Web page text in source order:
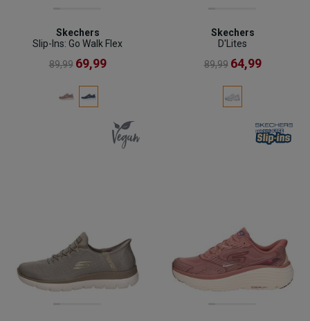
Skechers
Slip-Ins: Go Walk Flex
89,99 69,99
Skechers
D'Lites
89,99 64,99